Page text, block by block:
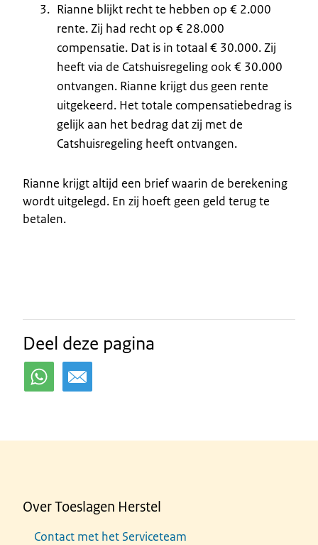
Rianne blijkt recht te hebben op € 2.000
rente. Zij had recht op € 28.000
compensatie. Dat is in totaal € 30.000. Zij
heeft via de Catshuisregeling ook € 30.000
ontvangen. Rianne krijgt dus geen rente
uitgekeerd. Het totale compensatiebedrag is
gelijk aan het bedrag dat zij met de
Catshuisregeling heeft ontvangen.
Rianne krijgt altijd een brief waarin de berekening
wordt uitgelegd. En zij hoeft geen geld terug te
betalen.
Deel deze pagina
Over Toeslagen Herstel
Contact met het Serviceteam